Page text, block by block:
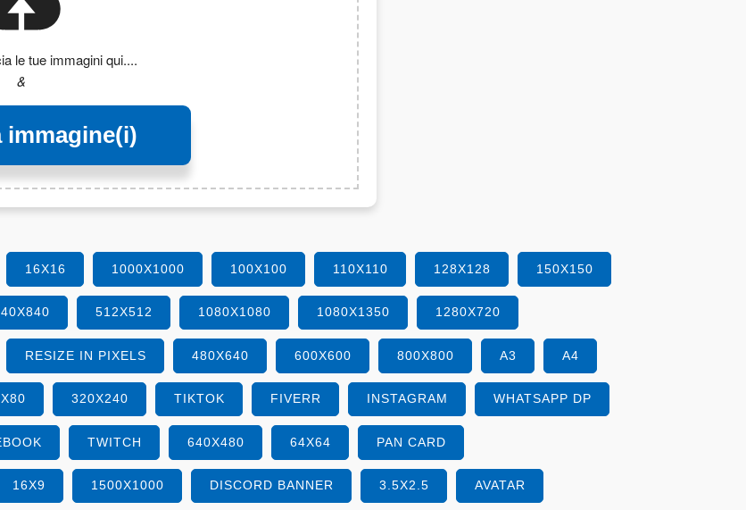
le tue immagini qui....
&
immagine(i)
16X16 1000X1000 100X100 110X110 128X128 150X150
512X512 1080X1080 1080X1350 1280X720
RESIZE IN PIXELS 480X640 600X600 800X800 A3 A4
320X240 TIKTOK FIVERR INSTAGRAM WHATSAPP DP
TWITCH 640X480 64X64 PAN CARD
16X9 1500X1000 DISCORD BANNER 3.5X2.5 AVATAR